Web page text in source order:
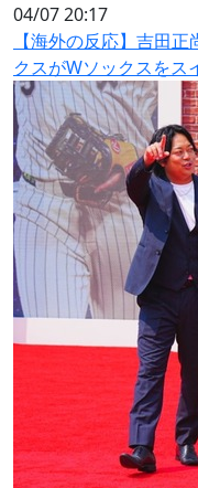
04/07 20:17
【海外の反応】吉田
クスがWソックスをス